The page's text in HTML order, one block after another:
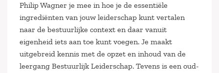
Philip Wagner je mee in hoe je de essentiële
ingrediënten van jouw leiderschap kunt vertalen
naar de bestuurlijke context en daar vanuit
eigenheid iets aan toe kunt voegen. Je maakt
uitgebreid kennis met de opzet en inhoud van de
leergang Bestuurlijk Leiderschap. Tevens is een oud-